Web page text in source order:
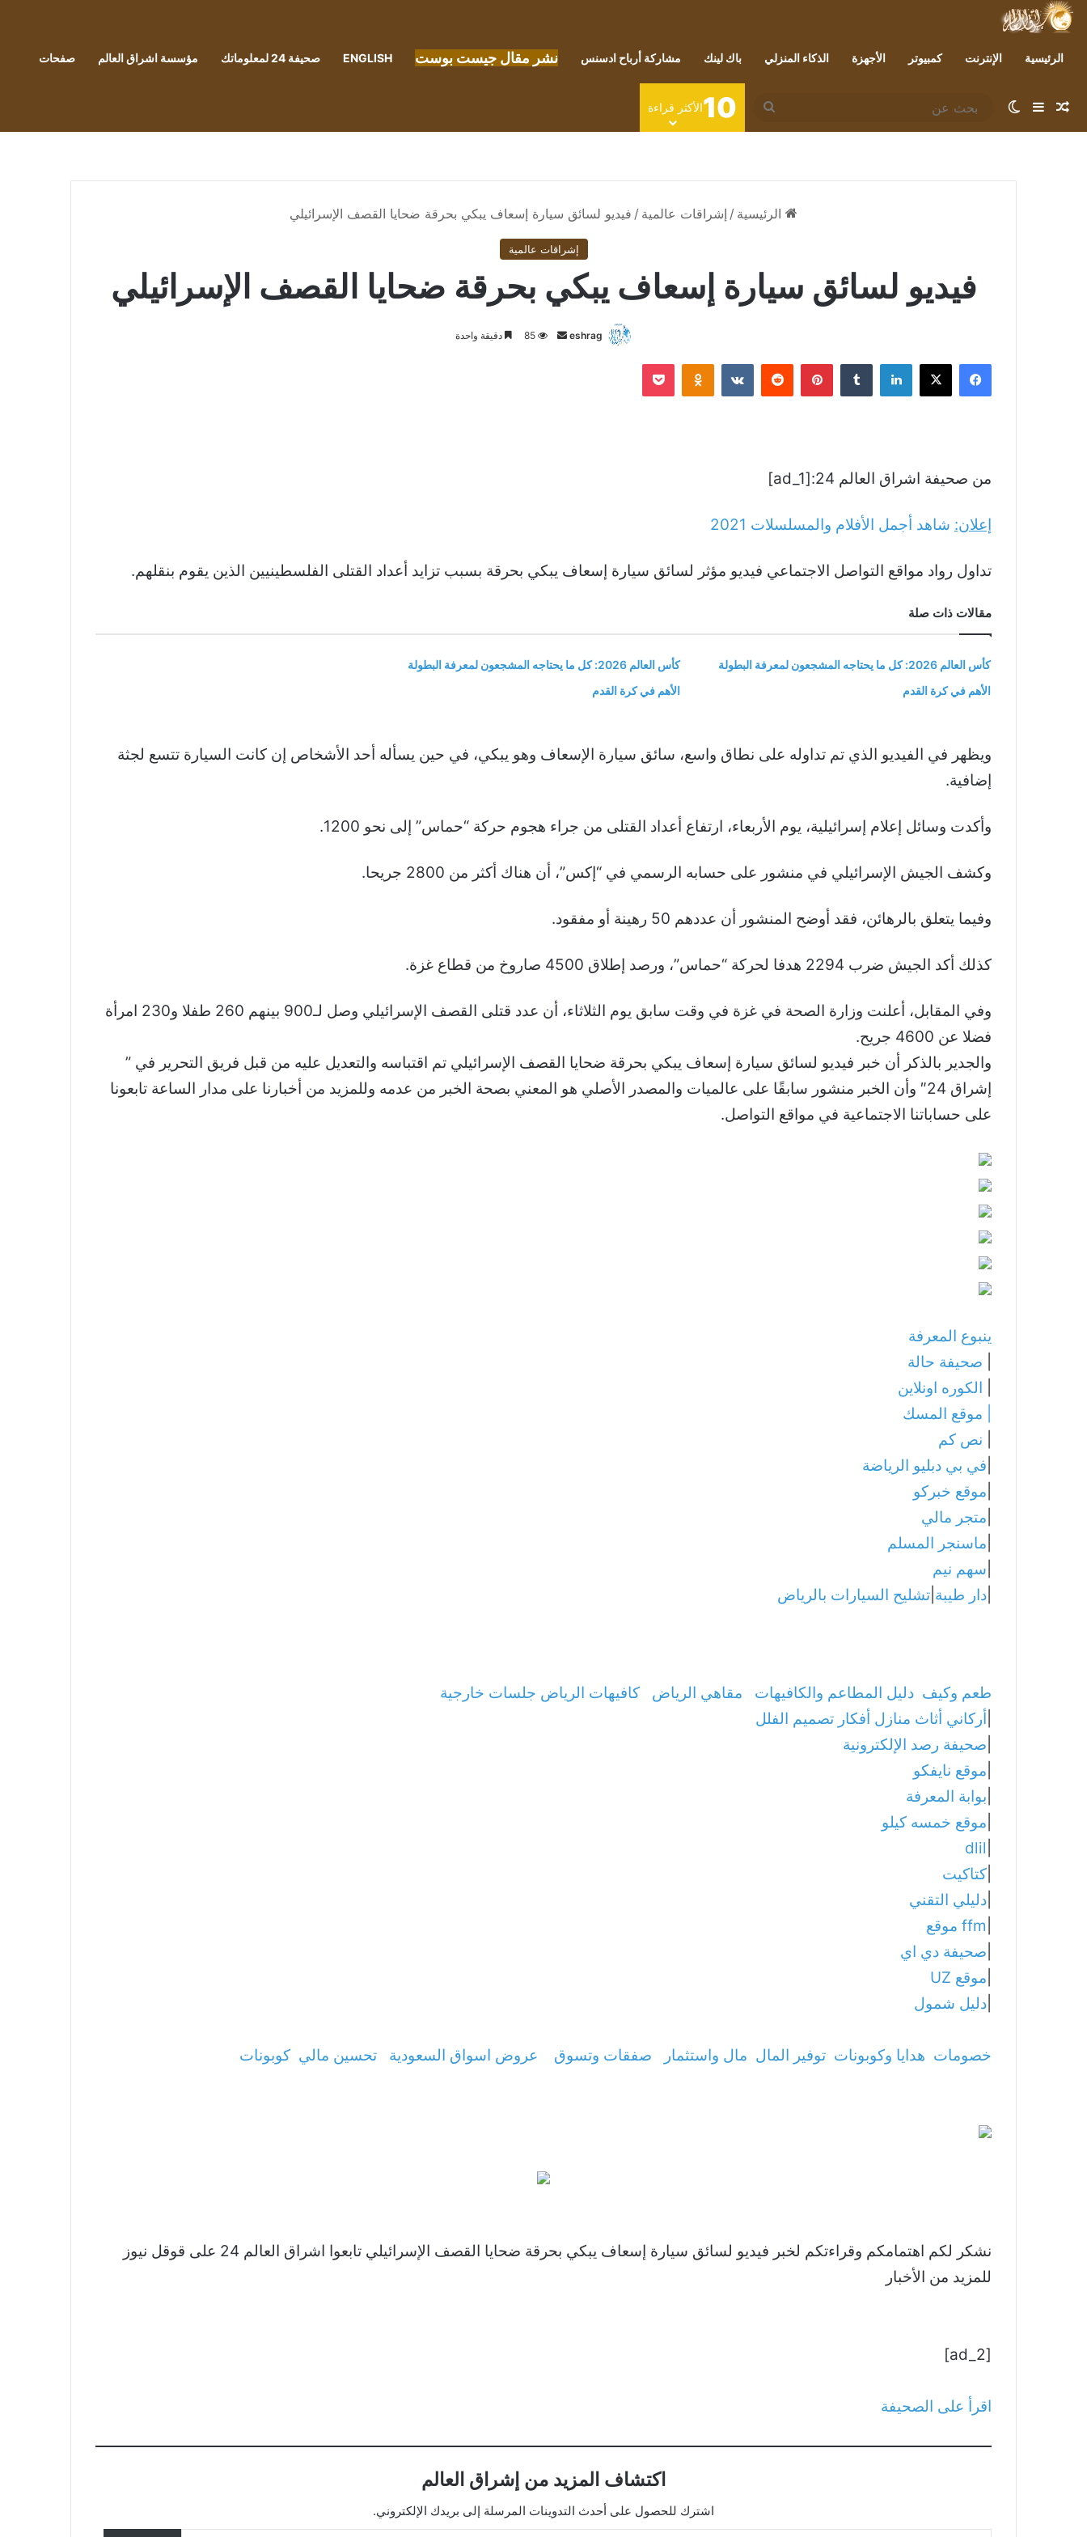
الرئيسية الإنترنت كمبيوتر الأجهزة الذكاء المنزلي باك لينك مشاركة أرباح ادسنس نشر مقال جيست بوست ENGLISH صحيفة 24 لمعلوماتك مؤسسة اشراق العالم صفحات
مقال عشوائي
إضافة عمود جانبي
الوضع المظلم
بحث
عن
10الأكثر قراءة
الرئيسية / إشراقات عالمية / فيديو لسائق سيارة إسعاف يبكي بحرقة ضحايا القصف الإسرائيلي
إشراقات عالمية
فيديو لسائق سيارة إسعاف يبكي بحرقة ضحايا القصف الإسرائيلي
eshrag
أرسل 85 دقيقة واحدة
فيسبوك
‫X لينكدإن بينتيريست Odnoklassniki
‫Pocket
من صحيفة اشراق العالم 24:[ad_1]
إعلان: شاهد أجمل الأفلام والمسلسلات 2021
تداول رواد مواقع التواصل الاجتماعي فيديو مؤثر لسائق سيارة إسعاف يبكي بحرقة بسبب تزايد أعداد القتلى الفلسطينيين الذين يقوم بنقلهم.
مقالات ذات صلة
كأس العالم 2026: كل ما يحتاجه المشجعون لمعرفة البطولة
الأهم في كرة القدم
كأس العالم 2026: كل ما يحتاجه المشجعون لمعرفة البطولة
الأهم في كرة القدم
ويظهر في الفيديو الذي تم تداوله على نطاق واسع، سائق سيارة الإسعاف وهو يبكي، في حين يسأله أحد الأشخاص إن كانت السيارة تتسع لجثة
إضافية.
وأكدت وسائل إعلام إسرائيلية، يوم الأربعاء، ارتفاع أعداد القتلى من جراء هجوم حركة “حماس” إلى نحو 1200.
وكشف الجيش الإسرائيلي في منشور على حسابه الرسمي في “إكس”، أن هناك أكثر من 2800 جريحا.
وفيما يتعلق بالرهائن، فقد أوضح المنشور أن عددهم 50 رهينة أو مفقود.
كذلك أكد الجيش ضرب 2294 هدفا لحركة “حماس”، ورصد إطلاق 4500 صاروخ من قطاع غزة.
وفي المقابل، أعلنت وزارة الصحة في غزة في وقت سابق يوم الثلاثاء، أن عدد قتلى القصف الإسرائيلي وصل لـ900 بينهم 260 طفلا و230 امرأة
فضلا عن 4600 جريح.
والجدير بالذكر أن خبر فيديو لسائق سيارة إسعاف يبكي بحرقة ضحايا القصف الإسرائيلي تم اقتباسه والتعديل عليه من قبل فريق التحرير في ”
إشراق 24″ وأن الخبر منشور سابقًا على عالميات والمصدر الأصلي هو المعني بصحة الخبر من عدمه وللمزيد من أخبارنا على مدار الساعة تابعونا
على حساباتنا الاجتماعية في مواقع التواصل.
ينبوع المعرفة
صحيفة حالة
الكوره اونلاين
موقع المسك
نص كم
في بي دبليو الرياضة
موقع خبركو
متجر مالي
ماسنجر المسلم
سهم نيم
دار طيبة تشليح السيارات بالرياض
طعم وكيف دليل المطاعم والكافيهات مقاهي الرياض
كافيهات الرياض جلسات خارجية
أركاني أثاث منازل أفكار تصميم الفلل
صحيفة رصد الإلكترونية
موقع نايفكو
بوابة المعرفة
موقع خمسه كيلو
dlil
كتاكيت
دليلي التقني
ffm موقع
صحيفة دي اي
موقع UZ
دليل شمول
خصومات هدايا وكوبونات توفير المال مال واستثمار صفقات وتسوق عروض اسواق السعودية تحسين مالي كوبونات
نشكر لكم اهتمامكم وقراءتكم لخبر فيديو لسائق سيارة إسعاف يبكي بحرقة ضحايا القصف الإسرائيلي تابعوا اشراق العالم 24 على قوقل نيوز
للمزيد من الأخبار
[ad_2]
اقرأ على الصحيفة
اكتشاف المزيد من إشراق العالم
اشترك للحصول على أحدث التدوينات المرسلة إلى بريدك الإلكتروني.
كتابة بريدك الإلكتروني...